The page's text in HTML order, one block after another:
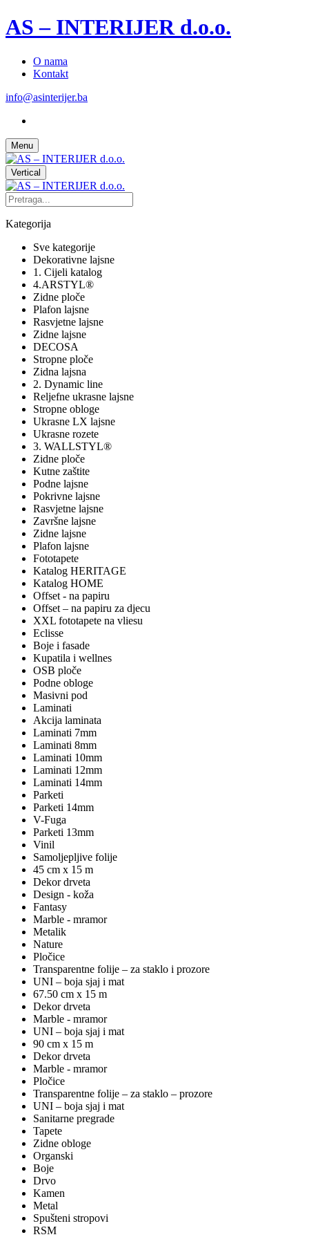
AS – INTERIJER d.o.o.
O nama
Kontakt
info@asinterijer.ba
Menu
Vertical
Kategorija
Sve kategorije
Dekorativne lajsne
1. Cijeli katalog
4.ARSTYL®
Zidne ploče
Plafon lajsne
Rasvjetne lajsne
Zidne lajsne
DECOSA
Stropne ploče
Zidna lajsna
2. Dynamic line
Reljefne ukrasne lajsne
Stropne obloge
Ukrasne LX lajsne
Ukrasne rozete
3. WALLSTYL®
Zidne ploče
Kutne zaštite
Podne lajsne
Pokrivne lajsne
Rasvjetne lajsne
Završne lajsne
Zidne lajsne
Plafon lajsne
Fototapete
Katalog HERITAGE
Katalog HOME
Offset - na papiru
Offset – na papiru za djecu
XXL fototapete na vliesu
Eclisse
Boje i fasade
Kupatila i wellnes
OSB ploče
Podne obloge
Masivni pod
Laminati
Akcija laminata
Laminati 7mm
Laminati 8mm
Laminati 10mm
Laminati 12mm
Laminati 14mm
Parketi
Parketi 14mm
V-Fuga
Parketi 13mm
Vinil
Samoljepljive folije
45 cm x 15 m
Dekor drveta
Design - koža
Fantasy
Marble - mramor
Metalik
Nature
Pločice
Transparentne folije – za staklo i prozore
UNI – boja sjaj i mat
67.50 cm x 15 m
Dekor drveta
Marble - mramor
UNI – boja sjaj i mat
90 cm x 15 m
Dekor drveta
Marble - mramor
Pločice
Transparentne folije – za staklo – prozore
UNI – boja sjaj i mat
Sanitarne pregrade
Tapete
Zidne obloge
Organski
Boje
Drvo
Kamen
Metal
Spušteni stropovi
RSM